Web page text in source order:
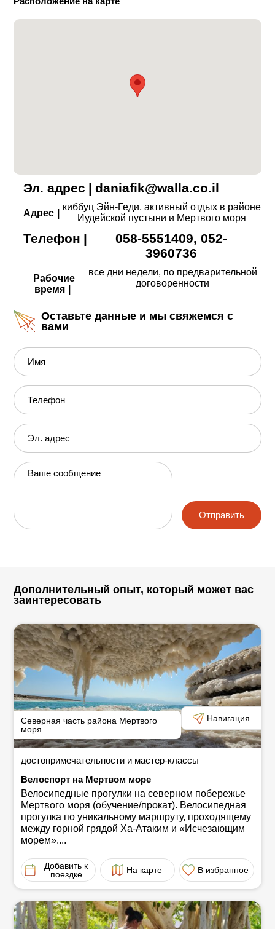
Эл. адрес | daniafik@walla.co.il
Адрес
киббуц Эйн-Геди, активный отдых в районе
Иудейской пустыни и Мертвого моря
Телефон |
058-5551409, 052-
3960736
Рабочие
время
все дни недели, по предварительной
договоренности
Оставьте данные и мы свяжемся с
вами
Имя
Телефон
Эл. адрес
Ваше сообщение
Отправить
Дополнительный опыт, который может вас
заинтересовать
Северная часть района Мертвого
моря
Навигация
достопримечательности и мастер-классы
Велоспорт на Мертвом море
Велосипедные прогулки на северном побережье
Мертвого моря (обучение/прокат). Велосипедная
прогулка по уникальному маршруту, проходящему
между горной грядой Ха-Атаким и «Исчезающим
морем»....
Добавить к
поездке
На карте В избранное